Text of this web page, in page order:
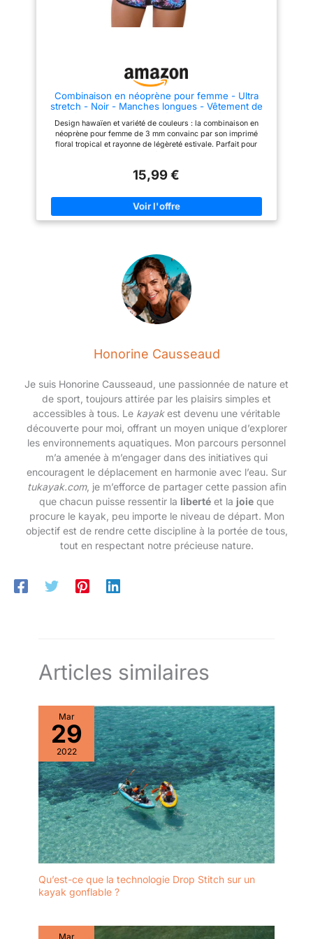
combinaison en néoprène
pourrait garder votre corps au
chaud et au sec pendant que
néoprène avec fermeture éclair
avant est plus facile à enfiler et
néoprène de haute qualité, lisse
et haute élasticité, pour bien
s'adapter à votre corps. Le
fermeture éclair en fait la veste
idéale pour le paddle et le surf.
irritation cutanée grâce aux
respirantes. Le haut en
disponibles. C'est non
seulement le meilleur
équipement pour les sports
nautiques d'hiver tels que la
course, le yoga et d'autres
activités de mouvement.
Combinaison en néoprène pour femme - Ultra
stretch - Noir - Manches longues - Vêtement de
Protection UV - Maillot de bain, 3-bleu, M
Design hawaïen et variété de couleurs : la combinaison en
néoprène pour femme de 3 mm convainc par son imprimé
floral tropical et rayonne de légèreté estivale. Parfait pour
Tailles flexibles et ajustement : du XS au 3XL – le maillot de
maintien antidérapant grâce à ses coutures extensibles et sa
coupe anatomique, que ce soit pour la natation ou le surf.
Variantes pratiques : Choisissez entre un shorty en néoprène
femme ou un t-shirt en néoprène pour femme. Fonctionnalité
pour l'activité : le wetsuit de 3 mm d'épaisseur isole
efficacement, sans limiter la liberté de mouvement – idéal pour
le surf, la plongée avec tuba ou comme partie de la collection
de maillots de bain. Style et combinaison : le maillot de bain à
imprimé floral s'harmonise avec des accessoires de maillot de
bain minimalistes ou un maillot de bain pour des tenues de
15,99 €
Honorine Causseaud
Je suis Honorine Causseaud, une passionnée de nature et
de sport, toujours attirée par les plaisirs simples et
accessibles à tous. Le kayakest devenu une véritable
découverte pour moi, offrant un moyen unique d’explorer
les environnements aquatiques. Mon parcours personnel
m’a amenée à m’engager dans des initiatives qui
encouragent le déplacement en harmonie avec l’eau. Sur
tukayak.com, je m’efforce de partager cette passion afin
que chacun puisse ressentir la liberté et la joie que
procure le kayak, peu importe le niveau de départ. Mon
objectif est de rendre cette discipline à la portée de tous,
tout en respectant notre précieuse nature.
Articles similaires
Mar
29
2022
Qu’est-ce que la technologie Drop Stitch sur un
kayak gonflable ?
Mar